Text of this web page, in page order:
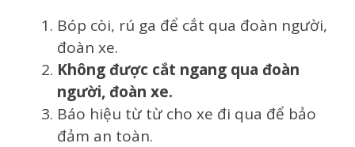
Bóp còi, rú ga để cắt qua đoàn người,
đoàn xe.
Không được cắt ngang qua đoàn
người, đoàn xe.
Báo hiệu từ từ cho xe đi qua để bảo
đảm an toàn.